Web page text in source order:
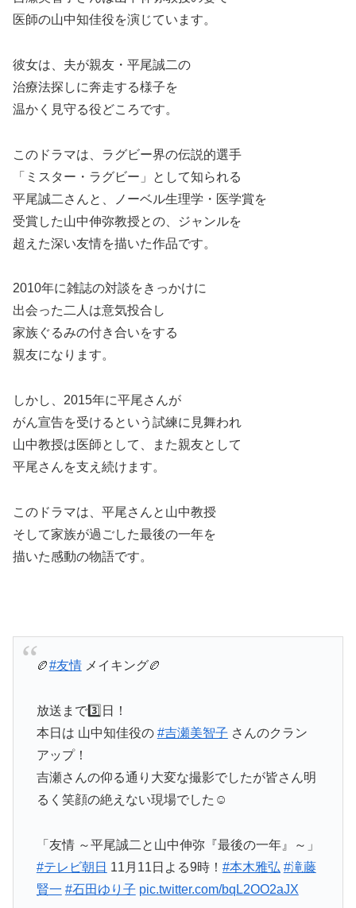
医師の山中知佳役を演じています。
彼女は、夫が親友・平尾誠二の
治療法探しに奔走する様子を
温かく見守る役どころです。
このドラマは、ラグビー界の伝説的選手
「ミスター・ラグビー」として知られる
平尾誠二さんと、ノーベル生理学・医学賞を
受賞した山中伸弥教授との、ジャンルを
超えた深い友情を描いた作品です。
2010年に雑誌の対談をきっかけに
出会った二人は意気投合し
家族ぐるみの付き合いをする
親友になります。
しかし、2015年に平尾さんが
がん宣告を受けるという試練に見舞われ
山中教授は医師として、また親友として
平尾さんを支え続けます。
このドラマは、平尾さんと山中教授
そして家族が過ごした最後の一年を
描いた感動の物語です。
🏉#友情メイキング🏉
放送まで3️⃣日！
本日は 山中知佳役の #吉瀬美智子 さんのクラン
アップ！
吉瀬さんの仰る通り大変な撮影でしたが皆さん明
るく笑顔の絶えない現場でした☺️
「友情 ～平尾誠二と山中伸弥『最後の一年』～」
#テレビ朝日 11月11日よる9時！ #本木雅弘 #滝藤
賢一 #石田ゆり子 pic.twitter.com/bqL2OO2aJX